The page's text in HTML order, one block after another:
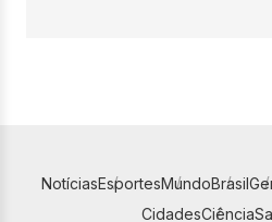
NotíciasEsportesMundoBrasil
CidadesCiência